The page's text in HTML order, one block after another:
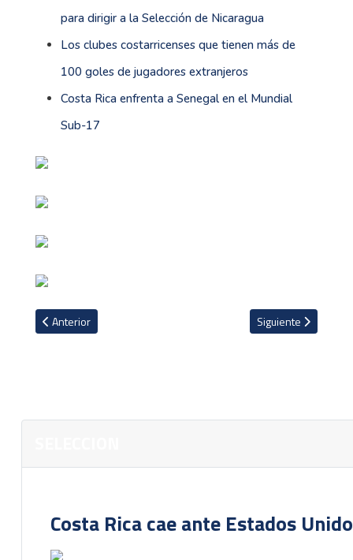
para dirigir a la Selección de Nicaragua
Los clubes costarricenses que tienen más de
100 goles de jugadores extranjeros
Costa Rica enfrenta a Senegal en el Mundial
Sub-17
Artículo anterior: VIDEO: Costa Rica pierde contra Senegal y se
Anterior Artículo siguiente:
Siguiente
Costa Rica cae ante Estados